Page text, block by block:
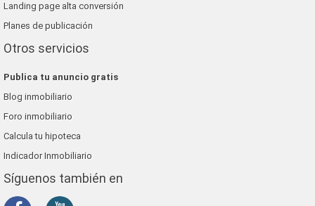
Landing page alta conversión
Planes de publicación
Otros servicios
Publica tu anuncio gratis
Blog inmobiliario
Foro inmobiliario
Calcula tu hipoteca
Indicador Inmobiliario
Síguenos también en